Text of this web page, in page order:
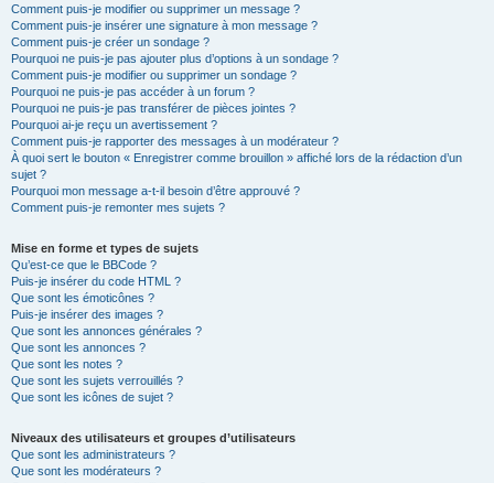
Comment puis-je modifier ou supprimer un message ?
Comment puis-je insérer une signature à mon message ?
Comment puis-je créer un sondage ?
Pourquoi ne puis-je pas ajouter plus d’options à un sondage ?
Comment puis-je modifier ou supprimer un sondage ?
Pourquoi ne puis-je pas accéder à un forum ?
Pourquoi ne puis-je pas transférer de pièces jointes ?
Pourquoi ai-je reçu un avertissement ?
Comment puis-je rapporter des messages à un modérateur ?
À quoi sert le bouton « Enregistrer comme brouillon » affiché lors de la rédaction d’un
sujet ?
Pourquoi mon message a-t-il besoin d’être approuvé ?
Comment puis-je remonter mes sujets ?
Mise en forme et types de sujets
Qu’est-ce que le BBCode ?
Puis-je insérer du code HTML ?
Que sont les émoticônes ?
Puis-je insérer des images ?
Que sont les annonces générales ?
Que sont les annonces ?
Que sont les notes ?
Que sont les sujets verrouillés ?
Que sont les icônes de sujet ?
Niveaux des utilisateurs et groupes d’utilisateurs
Que sont les administrateurs ?
Que sont les modérateurs ?